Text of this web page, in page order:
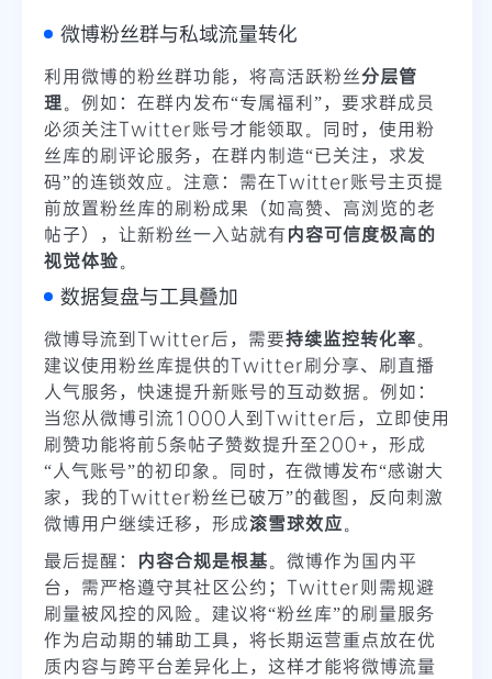
微博粉丝群与私域流量转化
利用微博的粉丝群功能，将高活跃粉丝分层管
理。例如：在群内发布“专属福利”，要求群成员
必须关注Twitter账号才能领取。同时，使用粉
丝库的刷评论服务，在群内制造“已关注，求发
码”的连锁效应。注意：需在Twitter账号主页提
前放置粉丝库的刷粉成果（如高赞、高浏览的老
帖子），让新粉丝一入站就有内容可信度极高的
视觉体验。
数据复盘与工具叠加
微博导流到Twitter后，需要持续监控转化率。
建议使用粉丝库提供的Twitter刷分享、刷直播
人气服务，快速提升新账号的互动数据。例如：
当您从微博引流1000人到Twitter后，立即使用
刷赞功能将前5条帖子赞数提升至200+，形成
“人气账号”的初印象。同时，在微博发布“感谢大
家，我的Twitter粉丝已破万”的截图，反向刺激
微博用户继续迁移，形成滚雪球效应。
最后提醒： 内容合规是根基。微博作为国内平
台，需严格遵守其社区公约；Twitter则需规避
刷量被风控的风险。建议将“粉丝库”的刷量服务
作为启动期的辅助工具，将长期运营重点放在优
质内容与跨平台差异化上，这样才能将微博流量